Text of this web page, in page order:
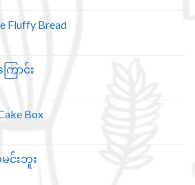
Fluffy Bread
ောင်း
Box
းဘူး